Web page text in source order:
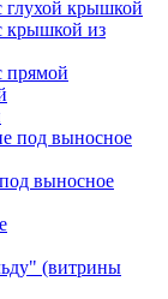
глухой крышкой
крышкой из
прямой
под выносное
выносное
(витрины